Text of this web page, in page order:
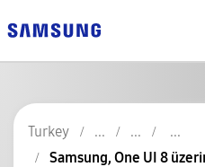
Turkey
Samsung, One UI 8